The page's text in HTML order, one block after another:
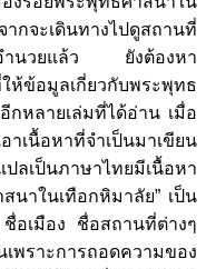
กจะเดินทางไปดูสถานที่
ออำนวยแล้ว ยังต้องหา
ข้อมูลเกี่ยวกับพระพุทธ
กหลายเล่มที่ได้อ่าน เมื่อ
เนื้อหาที่จำเป็นมาเขียน
ลเป็นภาษาไทยมีเนื้อหา
นาในเทือกหิมาลัย” เป็น
เมือง ชื่อสถานที่ต่างๆ
พราะการถอดความของ